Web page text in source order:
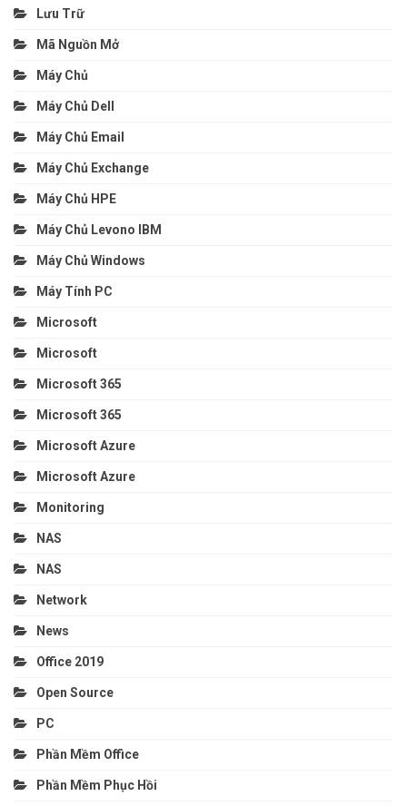
Lưu Trữ
Mã Nguồn Mở
Máy Chủ
Máy Chủ Dell
Máy Chủ Email
Máy Chủ Exchange
Máy Chủ HPE
Máy Chủ Levono IBM
Máy Chủ Windows
Máy Tính PC
Microsoft
Microsoft
Microsoft 365
Microsoft 365
Microsoft Azure
Microsoft Azure
Monitoring
NAS
NAS
Network
News
Office 2019
Open Source
PC
Phần Mềm Office
Phần Mềm Phục Hồi